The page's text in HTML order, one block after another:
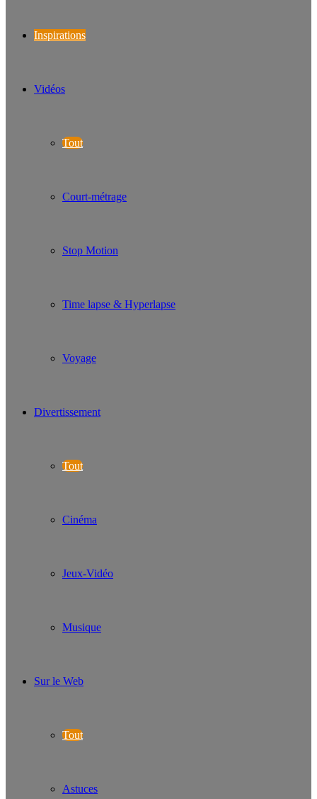
Inspirations
Vidéos
Tout
Court-métrage
Stop Motion
Time lapse & Hyperlapse
Voyage
Divertissement
Tout
Cinéma
Jeux-Vidéo
Musique
Sur le Web
Tout
Astuces